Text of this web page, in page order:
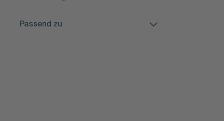
Passend zu